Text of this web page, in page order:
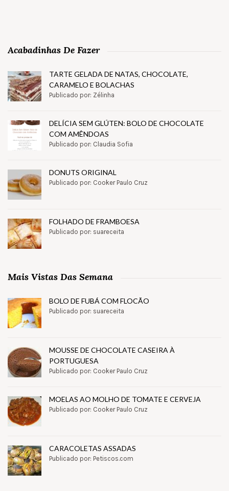
Acabadinhas De Fazer
TARTE GELADA DE NATAS, CHOCOLATE,
CARAMELO E BOLACHAS
Publicado por: Zélinha
DELÍCIA SEM GLÚTEN: BOLO DE CHOCOLATE
COM AMÊNDOAS
Publicado por: Claudia Sofia
DONUTS ORIGINAL
Publicado por: Cooker Paulo Cruz
FOLHADO DE FRAMBOESA
Publicado por: suareceita
Mais Vistas Das Semana
BOLO DE FUBÁ COM FLOCÃO
Publicado por: suareceita
MOUSSE DE CHOCOLATE CASEIRA À
PORTUGUESA
Publicado por: Cooker Paulo Cruz
MOELAS AO MOLHO DE TOMATE E CERVEJA
Publicado por: Cooker Paulo Cruz
CARACOLETAS ASSADAS
Publicado por: Petiscos.com